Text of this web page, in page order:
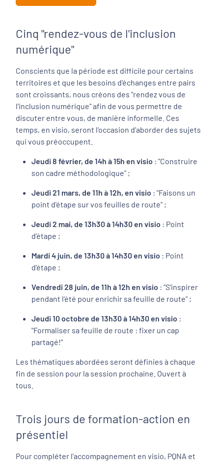
Cinq "rendez-vous de l'inclusion
numérique"
Conscients que la période est difficile pour certains
territoires et que les besoins d'échanges entre pairs
sont croissants, nous créons des "rendez vous de
l'inclusion numérique" afin de vous permettre de
discuter entre vous, de manière informelle. Ces
temps, en visio, seront l'occasion d'aborder des sujets
qui vous préoccupent.
Jeudi 8 février, de 14h à 15h en visio : "Construire
son cadre méthodologique" ;
Jeudi 21 mars, de 11h à 12h, en visio : "Faisons un
point d'étape sur vos feuilles de route" ;
Jeudi 2 mai, de 13h30 à 14h30 en visio : Point
d'étape ;
Mardi 4 juin, de 13h30 à 14h30 en visio : Point
d'étape ;
Vendredi 28 juin, de 11h à 12h en visio : "S'inspirer
pendant l'été pour enrichir sa feuille de route" ;
Jeudi 10 octobre de 13h30 à 14h30 en visio :
"Formaliser sa feuille de route : fixer un cap
partagé!"
Les thématiques abordées seront définies à chaque
fin de session pour la session prochaine. Ouvert à
tous.
Trois jours de formation-action en
présentiel
Pour compléter l'accompagnement en visio, PQNA et